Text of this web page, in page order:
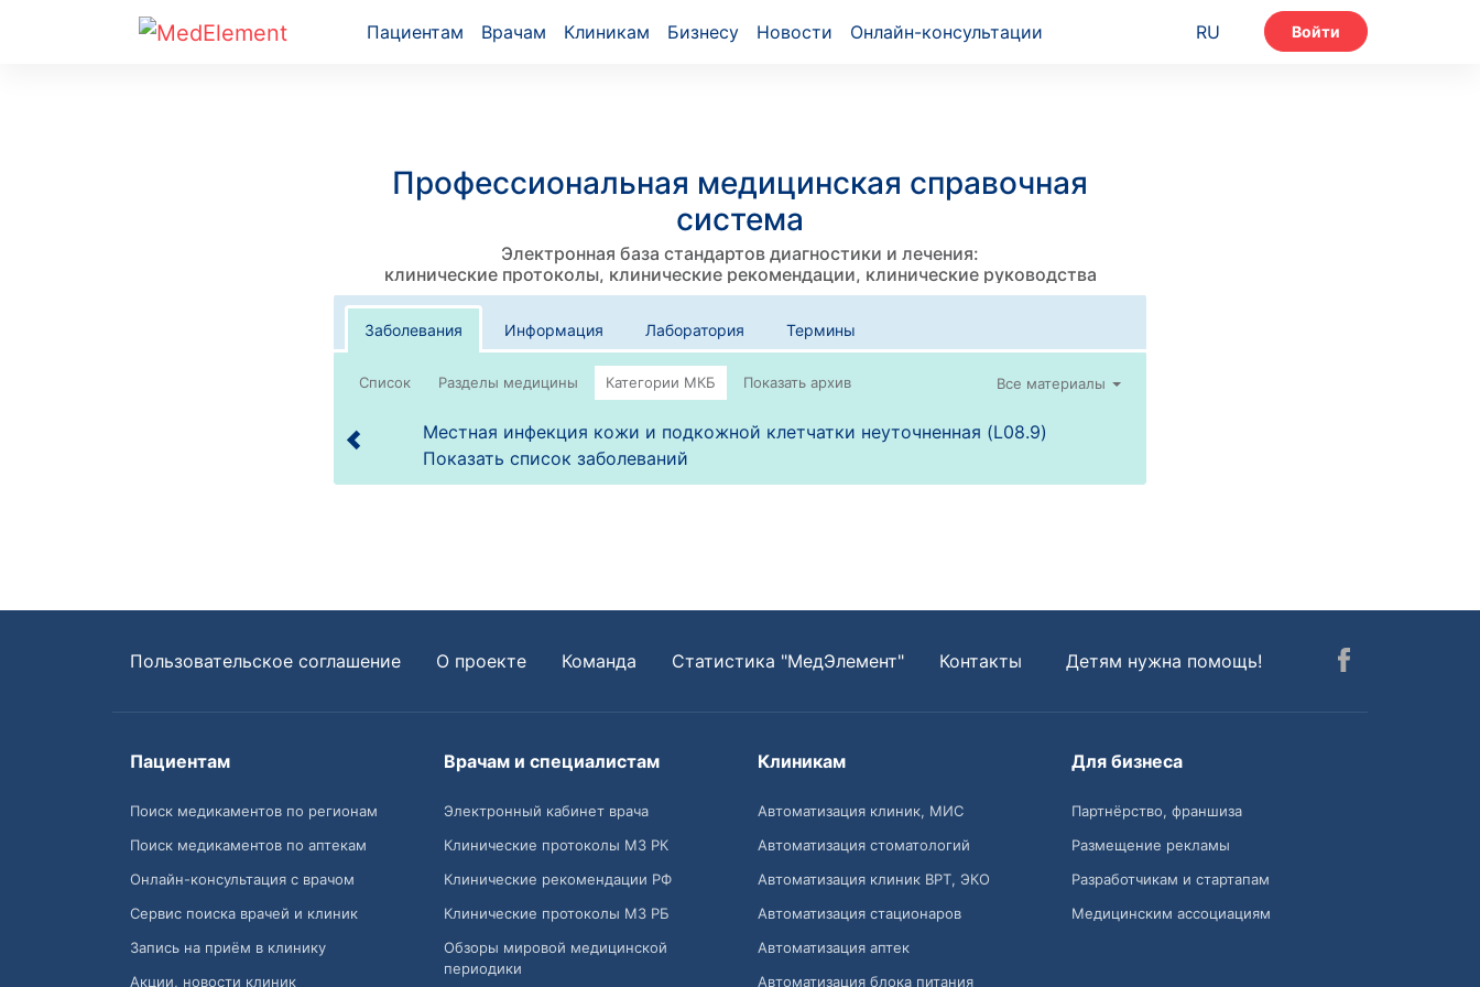
Пациентам Врачам Клиникам Бизнесу Новости Онлайн-консультации RU Войти
Профессиональная медицинская справочная
система
Электронная база стандартов диагностики и лечения:
клинические протоколы, клинические рекомендации, клинические руководства
Заболевания Информация Лаборатория Термины
Список Все материалы
Местная инфекция кожи и подкожной клетчатки неуточненная (L08.9)
Показать список заболеваний
Пользовательское соглашение О проекте Команда Статистика "МедЭлемент" Контакты Детям нужна помощь!
Пациентам
Поиск медикаментов по регионам
Поиск медикаментов по аптекам
Онлайн-консультация с врачом
Сервис поиска врачей и клиник
Запись на приём в клинику
Акции, новости клиник
Врачам и специалистам
Электронный кабинет врача
Клинические протоколы МЗ РК
Клинические рекомендации РФ
Клинические протоколы МЗ РБ
Обзоры мировой медицинской
периодики
Клиникам
Автоматизация клиник, МИС
Автоматизация стоматологий
Автоматизация клиник ВРТ, ЭКО
Автоматизация стационаров
Автоматизация аптек
Автоматизация блока питания
Для бизнеса
Партнёрство, франшиза
Размещение рекламы
Разработчикам и стартапам
Медицинским ассоциациям